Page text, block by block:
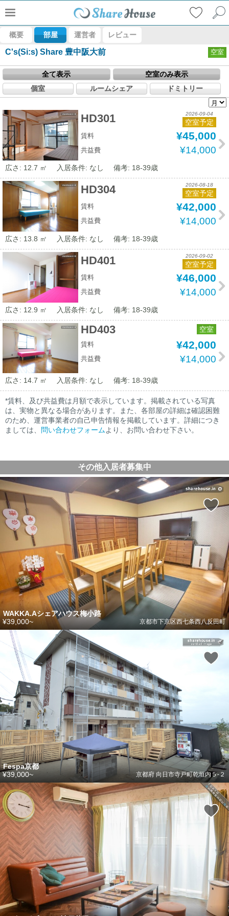
概要 部屋 運営者 レビュー
C's(Si:s) Share 豊中阪大前 空室
全て表示
空室のみ表示
個室
ルームシェア ドミトリー
HD301 2026-09-04
空室予定
賃料 ¥45,000
共益費 ¥14,000
広さ: 12.7 ㎡ 入居条件: なし 備考: 18-39歳
HD304 2026-08-18
空室予定
賃料 ¥42,000
共益費 ¥14,000
広さ: 13.8 ㎡ 入居条件: なし 備考: 18-39歳
HD401 2026-09-02
空室予定
賃料 ¥46,000
共益費 ¥14,000
広さ: 12.9 ㎡ 入居条件: なし 備考: 18-39歳
HD403 空室
賃料 ¥42,000
共益費 ¥14,000
広さ: 14.7 ㎡ 入居条件: なし 備考: 18-39歳
*賃料、及び共益費は月額で表示しています。掲載されている写真
は、実物と異なる場合があります。また、各部屋の詳細は確認困難
のため、運営事業者の自己申告情報を掲載しています。詳細につき
ましては、
問い合わせフォームより、お問い合わせ下さい。
その他入居者募集中
WAKKA.Aシェアハウス梅小路
京都市下京区西七条西八反田町
¥39,000~
Fespa京都
京都府 向日市寺戸町乾垣内５-２
¥39,000~